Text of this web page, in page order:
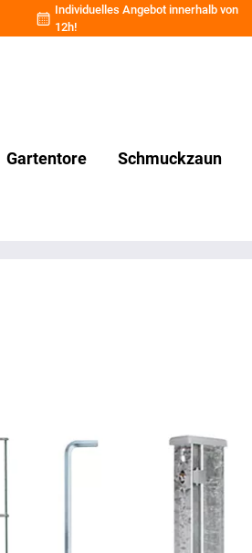
Individuelles Angebot innerhalb von
12h!
Gartentore Schmuckzaun